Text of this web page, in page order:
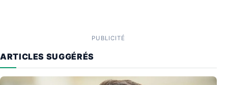
PUBLICITÉ
ARTICLES SUGGÉRÉS